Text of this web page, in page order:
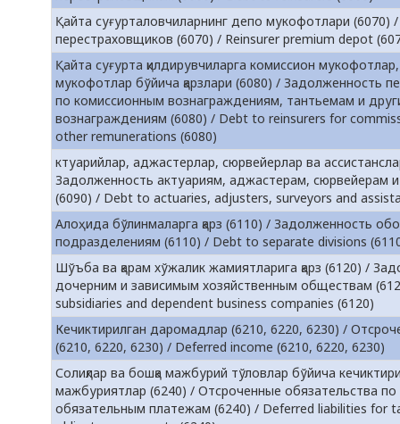
Қайта суғурталовчиларнинг депо мукофотлари (6070)
перестраховщиков (6070) / Reinsurer premium depot
Қайта суғурта қилдирувчиларга комиссион
мукофотлар бўйича қарзлари (6080) / Задолженность
по комиссионным вознаграждениям, тантьемам и
вознаграждениям (6080) / Debt to reinsurers for
other remunerations (6080)
ктуарийлар, аджастерлар, сюрвейерлар ва
Задолженность актуариям, аджастерам, сюрвейерам и
(6090) / Debt to actuaries, adjusters, surveyors and
Алоҳида бўлинмаларга қарз (6110) / Задолженность
подразделениям (6110) / Debt to separate divisions
Шўъба ва қарам хўжалик жамиятларига қарз (6120) /
дочерним и зависимым хозяйственным обществам
subsidiaries and dependent business companies (6120)
Кечиктирилган даромадлар (6210, 6220, 6230) /
(6210, 6220, 6230) / Deferred income (6210, 6220, 6230)
Солиқлар ва бошқа мажбурий тўловлар бўйича
мажбуриятлар (6240) / Отсроченные обязательства
обязательным платежам (6240) / Deferred liabilities for